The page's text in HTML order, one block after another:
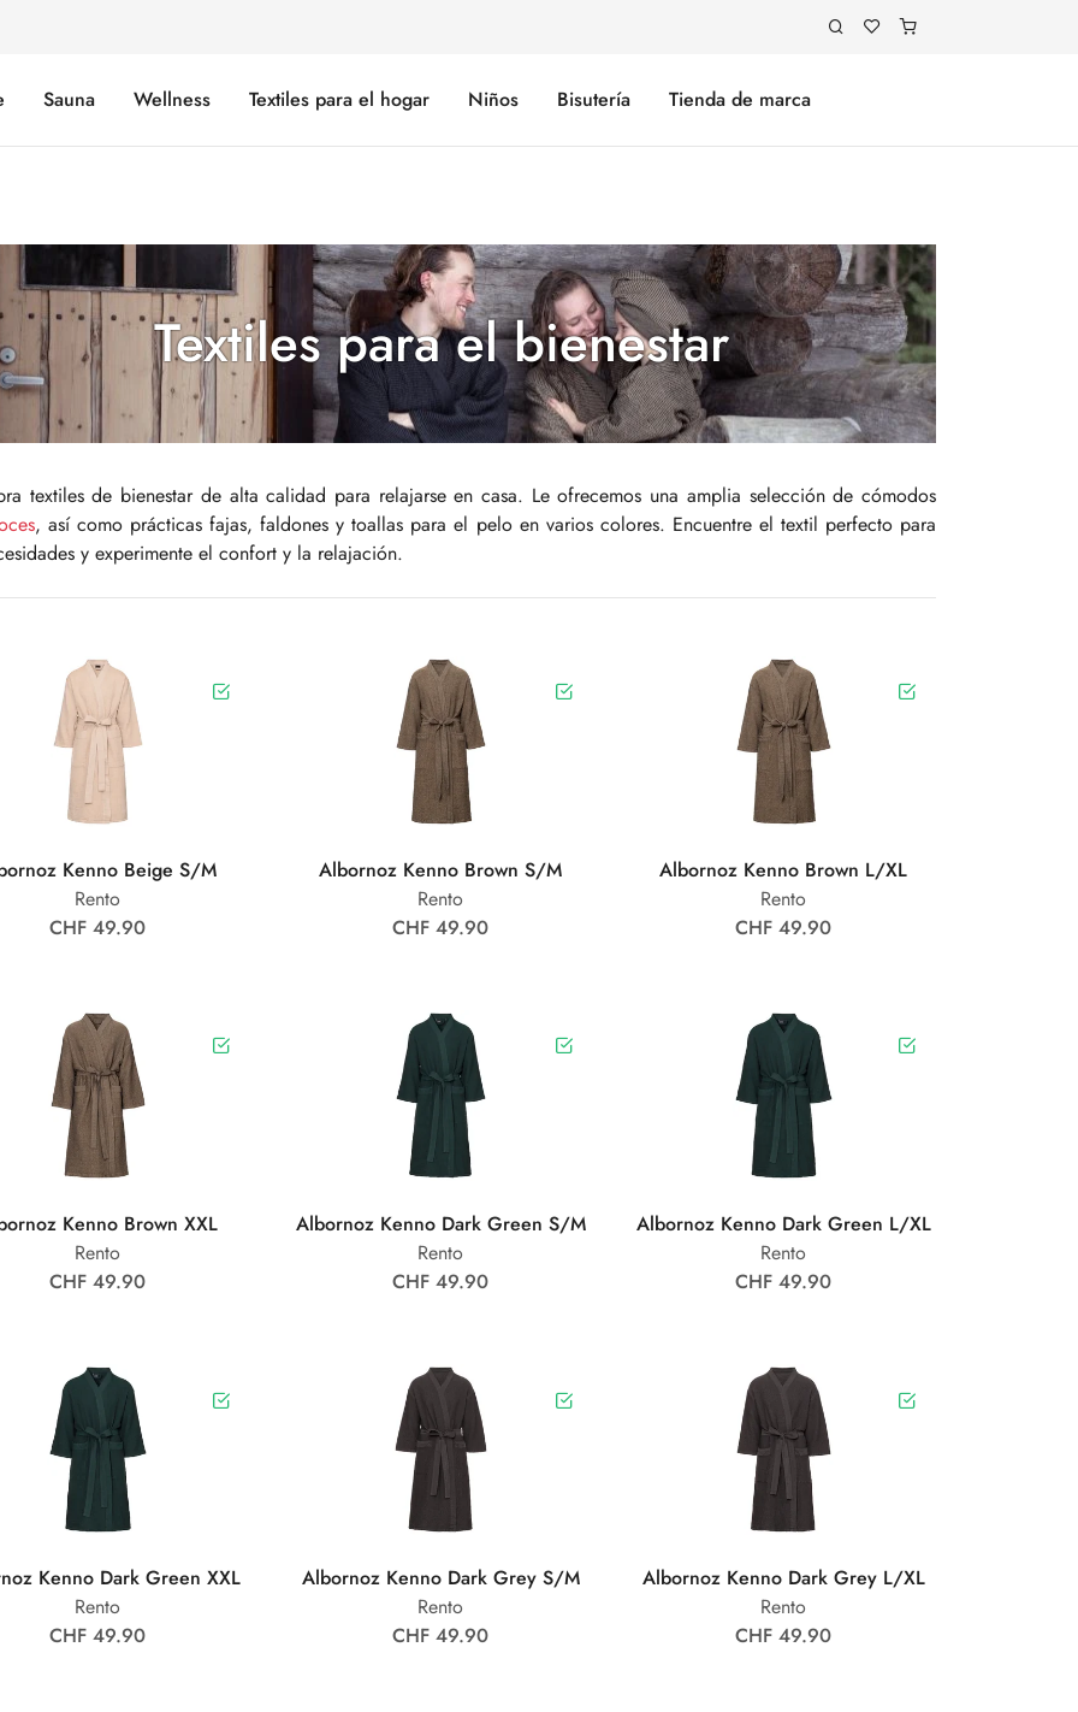
Sauna Wellness Textiles para el hogar Niños Bisutería Tienda de marca
Textiles para el bienestar
textiles de bienestar de alta calidad para relajarse en casa. Le ofrecemos una amplia selección de cómodos
, así como prácticas fajas, faldones y toallas para el pelo en varios colores. Encuentre el textil perfecto para
y experimente el confort y la relajación.
Kenno Beige S/M
Rento
CHF 49.90
Albornoz Kenno Brown S/M
Rento
CHF 49.90
Albornoz Kenno Brown L/XL
Rento
CHF 49.90
Kenno Brown XXL
Rento
CHF 49.90
Albornoz Kenno Dark Green S/M
Rento
CHF 49.90
Albornoz Kenno Dark Green L/XL
Rento
CHF 49.90
Kenno Dark Green XXL
Rento
CHF 49.90
Albornoz Kenno Dark Grey S/M
Rento
CHF 49.90
Albornoz Kenno Dark Grey L/XL
Rento
CHF 49.90